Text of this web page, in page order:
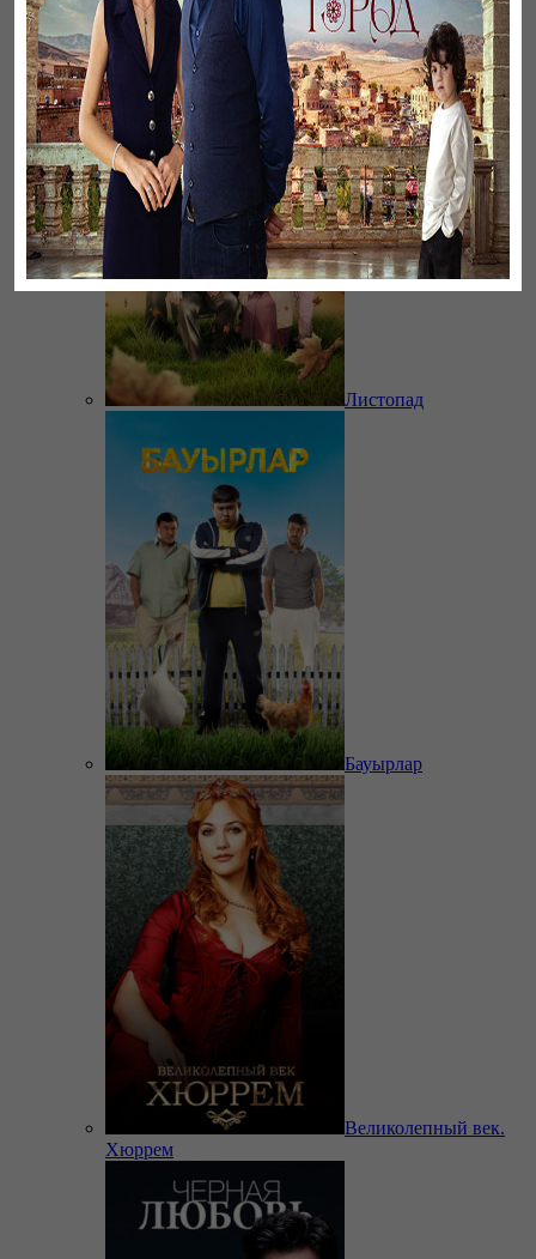
Ветреный
Листопад
Бауырлар
Великолепный век.
Хюррем